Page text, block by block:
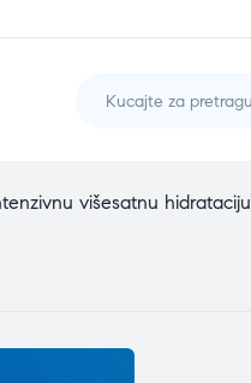
višesatnu hidrataciju